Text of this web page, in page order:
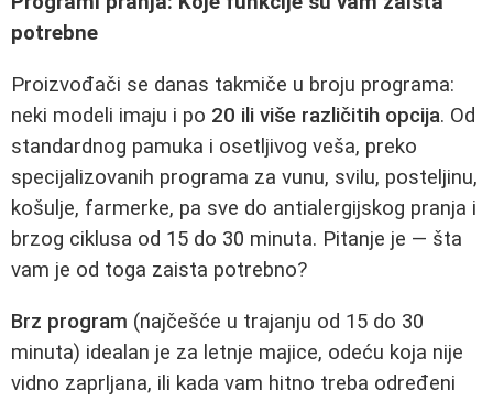
potrebne
Proizvođači se danas takmiče u broju programa:
neki modeli imaju i po 20 ili više različitih opcija. Od
standardnog pamuka i osetljivog veša, preko
specijalizovanih programa za vunu, svilu, posteljinu,
košulje, farmerke, pa sve do antialergijskog pranja i
brzog ciklusa od 15 do 30 minuta. Pitanje je — šta
vam je od toga zaista potrebno?
Brz program (najčešće u trajanju od 15 do 30
minuta) idealan je za letnje majice, odeću koja nije
vidno zaprljana, ili kada vam hitno treba određeni